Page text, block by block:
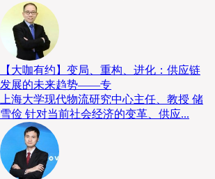
此外，资本市场的变局也在持续。
市交易，京东物流以每股19元、溢
约38亿元。有评论指出，这次德邦
告一段落。作为中国快运行业的龙
化，除了持续推进大件快递等既有
服务，强势进军“轿运”市场。
【大咖有约】变局、重构、进化：供应链
发展的未来趋势——专
上海大学现代物流研究中心主任、教授 储
雪俭 针对当前社会经济的变革、供应...